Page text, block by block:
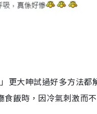
更大呻試過好多方法
飯時，因冷氣刺激而